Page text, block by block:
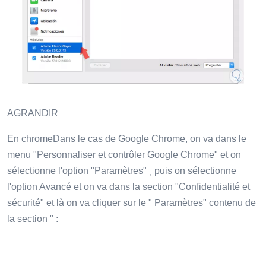
AGRANDIR
En chromeDans le cas de Google Chrome, on va dans le
menu "Personnaliser et contrôler Google Chrome" et on
sélectionne l'option "Paramètres" ¸ puis on sélectionne
l'option Avancé et on va dans la section "Confidentialité et
sécurité" et là on va cliquer sur le " Paramètres" contenu de
la section " :